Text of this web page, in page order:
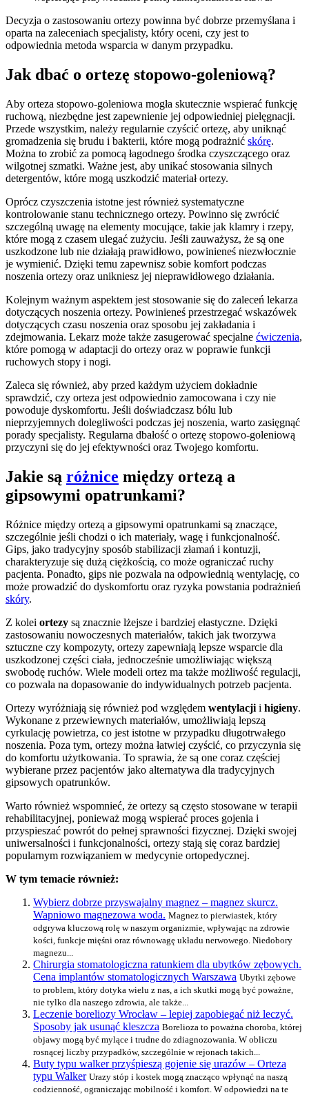
Decyzja o zastosowaniu ortezy powinna być dobrze przemyślana i
oparta na zaleceniach specjalisty, który oceni, czy jest to
odpowiednia metoda wsparcia w danym przypadku.
Jak dbać o ortezę stopowo-goleniową?
Aby orteza stopowo-goleniowa mogła skutecznie wspierać funkcję
ruchową, niezbędne jest zapewnienie jej odpowiedniej pielęgnacji.
Przede wszystkim, należy regularnie czyścić ortezę, aby uniknąć
gromadzenia się brudu i bakterii, które mogą podrażnić skórę.
Można to zrobić za pomocą łagodnego środka czyszczącego oraz
wilgotnej szmatki. Ważne jest, aby unikać stosowania silnych
detergentów, które mogą uszkodzić materiał ortezy.
Oprócz czyszczenia istotne jest również systematyczne
kontrolowanie stanu technicznego ortezy. Powinno się zwrócić
szczególną uwagę na elementy mocujące, takie jak klamry i rzepy,
które mogą z czasem ulegać zużyciu. Jeśli zauważysz, że są one
uszkodzone lub nie działają prawidłowo, powinieneś niezwłocznie
je wymienić. Dzięki temu zapewnisz sobie komfort podczas
noszenia ortezy oraz unikniesz jej nieprawidłowego działania.
Kolejnym ważnym aspektem jest stosowanie się do zaleceń lekarza
dotyczących noszenia ortezy. Powinieneś przestrzegać wskazówek
dotyczących czasu noszenia oraz sposobu jej zakładania i
zdejmowania. Lekarz może także zasugerować specjalne ćwiczenia,
które pomogą w adaptacji do ortezy oraz w poprawie funkcji
ruchowych stopy i nogi.
Zaleca się również, aby przed każdym użyciem dokładnie
sprawdzić, czy orteza jest odpowiednio zamocowana i czy nie
powoduje dyskomfortu. Jeśli doświadczasz bólu lub
nieprzyjemnych dolegliwości podczas jej noszenia, warto zasięgnąć
porady specjalisty. Regularna dbałość o ortezę stopowo-goleniową
przyczyni się do jej efektywności oraz Twojego komfortu.
Jakie są różnice między ortezą a
gipsowymi opatrunkami?
Różnice między ortezą a gipsowymi opatrunkami są znaczące,
szczególnie jeśli chodzi o ich materiały, wagę i funkcjonalność.
Gips, jako tradycyjny sposób stabilizacji złamań i kontuzji,
charakteryzuje się dużą ciężkością, co może ograniczać ruchy
pacjenta. Ponadto, gips nie pozwala na odpowiednią wentylację, co
może prowadzić do dyskomfortu oraz ryzyka powstania podrażnień
skóry.
Z kolei ortezy są znacznie lżejsze i bardziej elastyczne. Dzięki
zastosowaniu nowoczesnych materiałów, takich jak tworzywa
sztuczne czy kompozyty, ortezy zapewniają lepsze wsparcie dla
uszkodzonej części ciała, jednocześnie umożliwiając większą
swobodę ruchów. Wiele modeli ortez ma także możliwość regulacji,
co pozwala na dopasowanie do indywidualnych potrzeb pacjenta.
Ortezy wyróżniają się również pod względem wentylacji i higieny.
Wykonane z przewiewnych materiałów, umożliwiają lepszą
cyrkulację powietrza, co jest istotne w przypadku długotrwałego
noszenia. Poza tym, ortezy można łatwiej czyścić, co przyczynia się
do komfortu użytkowania. To sprawia, że są one coraz częściej
wybierane przez pacjentów jako alternatywa dla tradycyjnych
gipsowych opatrunków.
Warto również wspomnieć, że ortezy są często stosowane w terapii
rehabilitacyjnej, ponieważ mogą wspierać proces gojenia i
przyspieszać powrót do pełnej sprawności fizycznej. Dzięki swojej
uniwersalności i funkcjonalności, ortezy stają się coraz bardziej
popularnym rozwiązaniem w medycynie ortopedycznej.
W tym temacie również:
Wybierz dobrze przyswajalny magnez – magnez skurcz.
Wapniowo magnezowa woda. Magnez to pierwiastek, który
odgrywa kluczową rolę w naszym organizmie, wpływając na zdrowie
kości, funkcje mięśni oraz równowagę układu nerwowego. Niedobory
magnezu...
Chirurgia stomatologiczna ratunkiem dla ubytków zębowych.
Cena implantów stomatologicznych Warszawa Ubytki zębowe
to problem, który dotyka wielu z nas, a ich skutki mogą być poważne,
nie tylko dla naszego zdrowia, ale także...
Leczenie boreliozy Wrocław – lepiej zapobiegać niż leczyć.
Sposoby jak usunąć kleszcza Borelioza to poważna choroba, której
objawy mogą być mylące i trudne do zdiagnozowania. W obliczu
rosnącej liczby przypadków, szczególnie w rejonach takich...
Buty typu walker przyśpieszą gojenie się urazów – Orteza
typu Walker Urazy stóp i kostek mogą znacząco wpłynąć na naszą
codzienność, ograniczając mobilność i komfort. W odpowiedzi na te